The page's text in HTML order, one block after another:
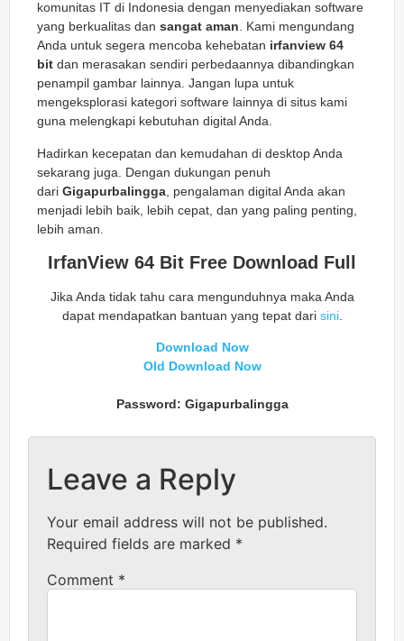
komunitas IT di Indonesia dengan menyediakan software
yang berkualitas dan sangat aman. Kami mengundang
Anda untuk segera mencoba kehebatan irfanview 64
bit dan merasakan sendiri perbedaannya dibandingkan
penampil gambar lainnya. Jangan lupa untuk
mengeksplorasi kategori software lainnya di situs kami
guna melengkapi kebutuhan digital Anda.
Hadirkan kecepatan dan kemudahan di desktop Anda
sekarang juga. Dengan dukungan penuh
dari Gigapurbalingga , pengalaman digital Anda akan
menjadi lebih baik, lebih cepat, dan yang paling penting,
lebih aman.
IrfanView 64 Bit Free Download Full
Jika Anda tidak tahu cara mengunduhnya maka Anda
dapat mendapatkan bantuan yang tepat dari sini.
Download Now
Old Download Now
Password: Gigapurbalingga
Leave a Reply
Your email address will not be published.
Required fields are marked *
Comment *